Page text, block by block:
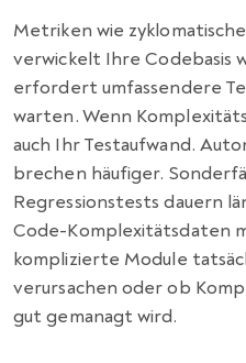
Metriken wie
verwickelt Ihre Codebasis
erfordert umfassendere
warten. Wenn
auch Ihr Testaufwand.
brechen häufiger.
Regressionstests dauern
Code-Komplexitätsdaten
komplizierte Module
verursachen oder ob
gut gemanagt wird.